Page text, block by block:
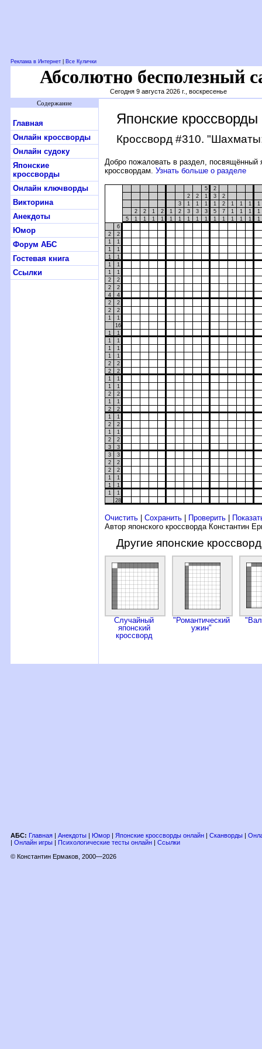
Реклама в Интернет Все Кулички
Абсолютно бесполезный
Сегодня 9 августа 2026 г., воскресенье
Содержание
Главная
Онлайн кроссворды
Онлайн судоку
Японские
кроссворды
Онлайн ключворды
Викторина
Анекдоты
Юмор
Форум АБС
Гостевая книга
Ссылки
Японские
Кроссворд #310.
Добро пожаловать в раздел, посвящённый
кроссвордам. Узнать больше о разделе
5
2
2
2 1 3
2
3
1 1 1 1 2 1 1 1
1
2
2 1 2 1 2 3 3 3 5 7 1 1 1
1
5
1 1 1 1 1 1 1 1 1 1 1 1 1 1
1
6
2
2
1
1
1
1
1
1
1
1
1
1
2
2
2
2
4
4
2
2
2
2
1
1
16
1
1
1
1
1
1
1
1
2
2
2
2
1
1
1
1
2
2
1
1
2
2
1
1
2
2
1
1
2
2
3
3
3
3
2
2
2
2
1
1
1
1
1
1
28
Очистить Сохранить Проверить
Автор японского кроссворда Константин
Другие японские
Случайный
японский
кроссворд
"Романти­чес­кий
ужин"
АБС: Главная | Анекдоты | Юмор | Японские кроссворды онлайн | Сканворды |
| Онлайн игры | Психологические тесты онлайн | Ссылки
© Константин Ермаков, 2000—2026